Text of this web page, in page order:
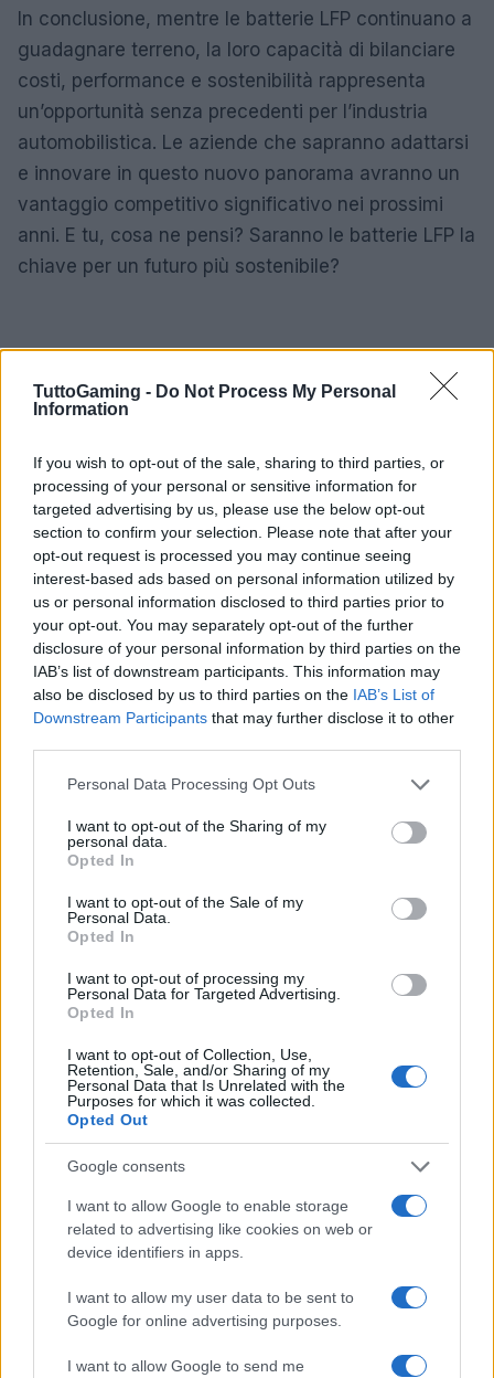
TuttoGaming - Do Not Process My Personal
Information
If you wish to opt-out of the sale, sharing to third parties, or
processing of your personal or sensitive information for
targeted advertising by us, please use the below opt-out
section to confirm your selection. Please note that after your
opt-out request is processed you may continue seeing
interest-based ads based on personal information utilized by
us or personal information disclosed to third parties prior to
your opt-out. You may separately opt-out of the further
disclosure of your personal information by third parties on the
IAB’s list of downstream participants. This information may
also be disclosed by us to third parties on the IAB’s List of
Downstream Participants that may further disclose it to other
Please note that this website/app uses one or more Google
not limited to your visit or usage behaviour. You may click to
grant or deny consent to Google and its third-party tags to
use your data for below specified purposes in below Google
consent section.
Personal Data Processing Opt Outs
I want to opt-out of the Sharing of my
personal data.
Opted In
I want to opt-out of the Sale of my
Personal Data.
Opted In
I want to opt-out of processing my
Personal Data for Targeted Advertising.
Opted In
I want to opt-out of Collection, Use,
Retention, Sale, and/or Sharing of my
Personal Data that Is Unrelated with the
Purposes for which it was collected.
Opted Out
Google consents
I want to allow Google to enable storage
related to advertising like cookies on web or
device identifiers in apps.
I want to allow my user data to be sent to
Google for online advertising purposes.
I want to allow Google to send me
In conclusione, mentre le batterie LFP continuano a
guadagnare terreno, la loro capacità di bilanciare
costi, performance e sostenibilità rappresenta
un’opportunità senza precedenti per l’industria
automobilistica. Le aziende che sapranno adattarsi
e innovare in questo nuovo panorama avranno un
vantaggio competitivo significativo nei prossimi
anni. E tu, cosa ne pensi? Saranno le batterie LFP la
chiave per un futuro più sostenibile?
AUTORE
AiAdhubMedia
Continua a leggere